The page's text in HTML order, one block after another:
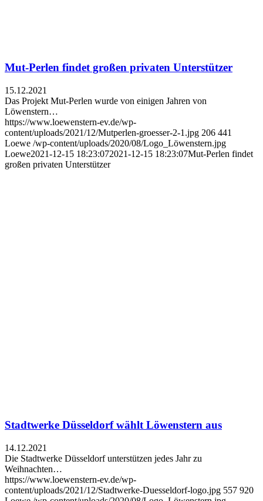
Mut-Perlen findet großen privaten Unterstützer
15.12.2021
Das Projekt Mut-Perlen wurde von einigen Jahren von
Löwenstern…
https://www.loewenstern-ev.de/wp-
content/uploads/2021/12/Mutperlen-groesser-2-1.jpg 206 441
Loewe /wp-content/uploads/2020/08/Logo_Löwenstern.jpg
Loewe2021-12-15 18:23:072021-12-15 18:23:07Mut-Perlen findet
großen privaten Unterstützer
Stadtwerke Düsseldorf wählt Löwenstern aus
14.12.2021
Die Stadtwerke Düsseldorf unterstützen jedes Jahr zu
Weihnachten…
https://www.loewenstern-ev.de/wp-
content/uploads/2021/12/Stadtwerke-Duesseldorf-logo.jpg 557 920